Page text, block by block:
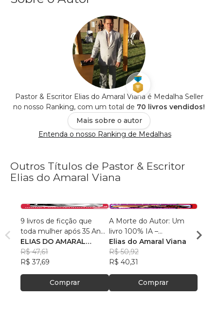
Pastor & Escritor Elias do Amaral Viana é Medalha Seller
no nosso Ranking, com um total de 70 livros vendidos!
Mais sobre o autor
Entenda o nosso Ranking de Medalhas
Outros Títulos de Pastor & Escritor
Elias do Amaral Viana
9 livros de ficção que
toda mulher após 35 Anos
mais leem
ELIAS DO AMARAL
VIANA
R$ 47,61
R$ 37,69
Comprar
A Morte do Autor: Um
livro 100% IA –
Inteligência Artificial
Elias do Amaral Viana
R$ 50,92
R$ 40,31
Comprar
Elias